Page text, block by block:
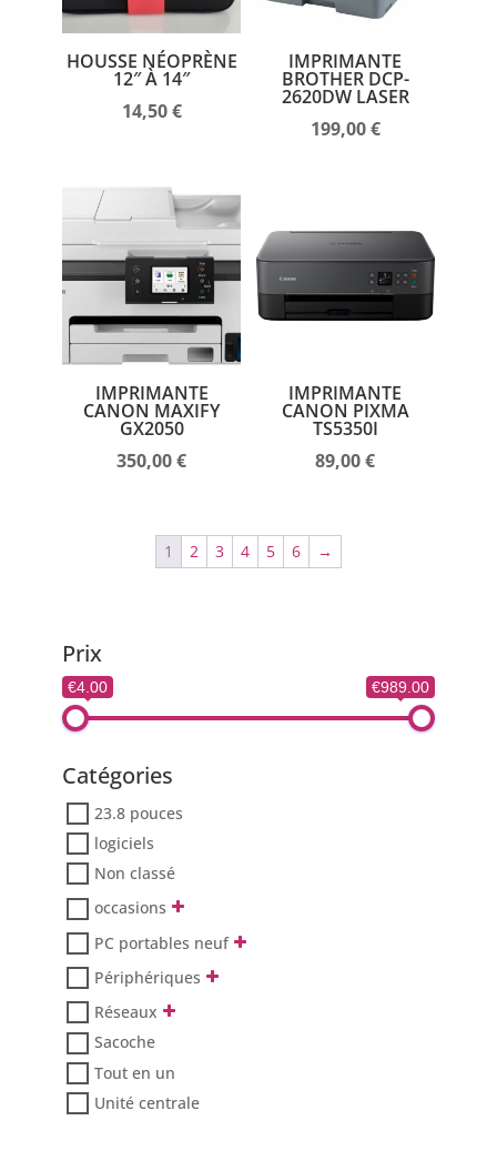
HOUSSE NÉOPRÈNE
12″ À 14″
14,50€
IMPRIMANTE
BROTHER DCP-
2620DW LASER
199,00€
IMPRIMANTE
CANON MAXIFY
GX2050
350,00€
IMPRIMANTE
CANON PIXMA
TS5350I
89,00€
1 2 3 4 5 6 →
Prix
€4.00 €989.00
Catégories
23.8 pouces
logiciels
Non classé
occasions
PC portables neuf
Périphériques
Réseaux
Sacoche
Tout en un
Unité centrale